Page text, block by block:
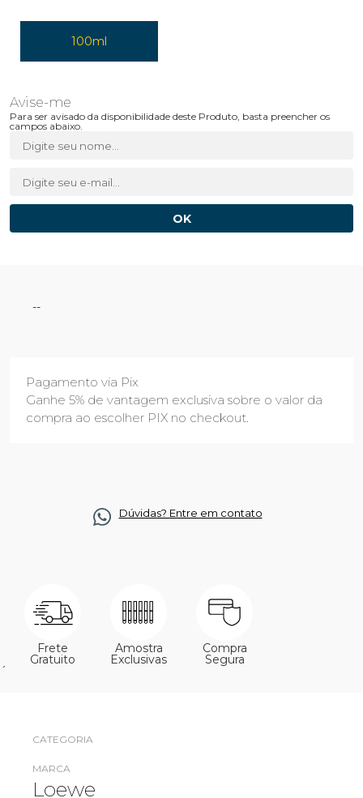
100ml
Para ser avisado da disponibilidade deste Produto, basta preencher os
campos abaixo.
--
Pagamento via Pix
Ganhe 5% de vantagem exclusiva sobre o valor da
compra ao escolher PIX no checkout.
Dúvidas? Entre em contato
Frete
Gratuito
Amostra
Exclusivas
Compra
Segura
´
CATEGORIA
MARCA
Loewe